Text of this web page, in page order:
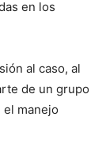
en los
al caso, al
de un grupo
manejo